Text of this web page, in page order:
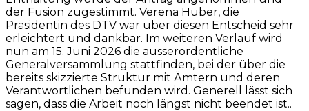
der Fusion zugestimmt. Verena Huber, die
Präsidentin des DTV war über diesen Entscheid sehr
erleichtert und dankbar. Im weiteren Verlauf wird
nun am 15. Juni 2026 die ausserordentliche
Generalversammlung stattfinden, bei der über die
bereits skizzierte Struktur mit Ämtern und deren
Verantwortlichen befunden wird. Generell lässt sich
sagen, dass die Arbeit noch längst nicht beendet ist..